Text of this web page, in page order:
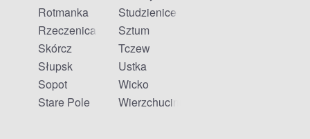
Rotmanka
Rzeczenica
Skórcz
Słupsk
Sopot
Stare Pole
Studzienice
Sztum
Tczew
Ustka
Wicko
Wierzchucino